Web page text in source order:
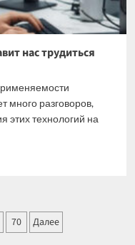
нас трудиться
много разговоров,
этих технологий на
70 Далее